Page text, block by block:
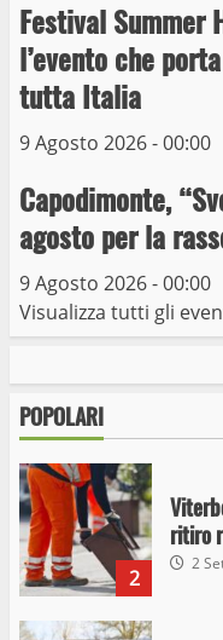
Festival Summer
l’evento che
tutta Italia
9 Agosto 2026 - 00:00
Capodimonte,
agosto per la
9 Agosto 2026 - 00:00
Visualizza tutti gli
POPOLARI
6
giugno
10
I
2
ritiro
2